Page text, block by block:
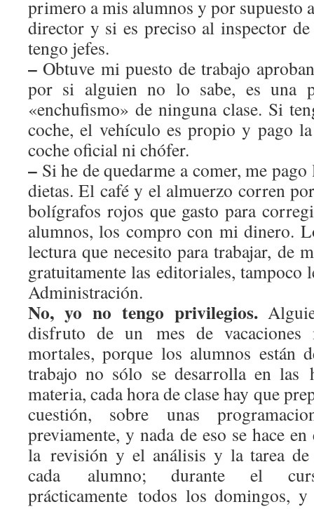
primero a mis alumnos y por supuesto
director y si es preciso al inspector
tengo jefes.
– Obtuve mi puesto de trabajo
por si alguien no lo sabe, es una
«enchufismo» de ninguna clase. Si
coche, el vehículo es propio y pago
coche oficial ni chófer.
– Si he de quedarme a comer, me
dietas. El café y el almuerzo corren
bolígrafos rojos que gasto para
alumnos, los compro con mi dinero.
lectura que necesito para trabajar, de
gratuitamente las editoriales, tampoco
Administración.
No, yo no tengo privilegios.
disfruto de un mes de
mortales, porque los alumnos están
trabajo no sólo se desarrolla en las
materia, cada hora de clase hay que
cuestión, sobre unas
previamente, y nada de eso se hace
la revisión y el análisis y la tarea
cada alumno; durante el
prácticamente todos los domingos,